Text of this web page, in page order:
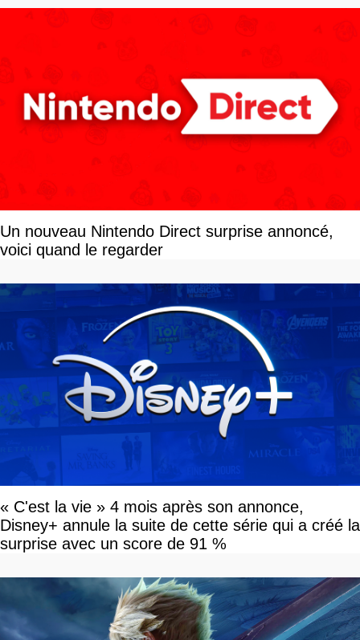
Un nouveau Nintendo Direct surprise annoncé,
voici quand le regarder
« C'est la vie » 4 mois après son annonce,
Disney+ annule la suite de cette série qui a créé la
surprise avec un score de 91 %